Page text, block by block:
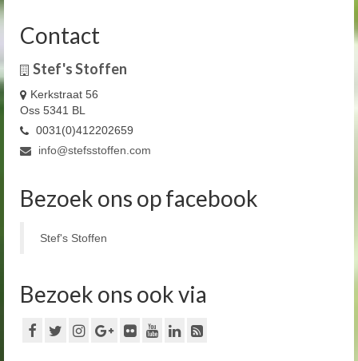
Contact
Stef's Stoffen
Kerkstraat 56
Oss 5341 BL
0031(0)412202659
info@stefsstoffen.com
Bezoek ons op facebook
Stef's Stoffen
Bezoek ons ook via